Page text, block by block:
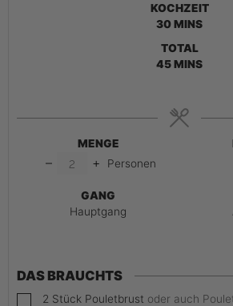
KOCHZEIT
30MINS
TOTAL
45MINS
MENGE
– + Personen
GANG
Hauptgang
DAS BRAUCHTS
▢
2 Stück Pouletbrust oder auch